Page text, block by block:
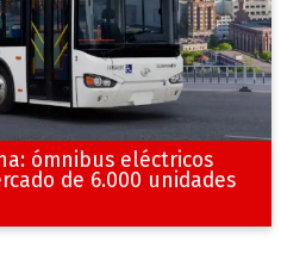
ómnibus eléctricos
de 6.000 unidades